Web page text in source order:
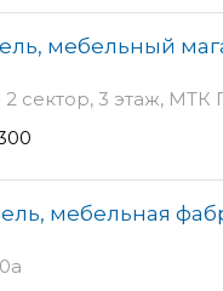
мебельный
2 сектор, 3 этаж, МТК
мебельная